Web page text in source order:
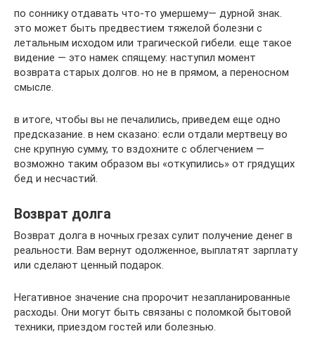
по соннику отдавать что-то умершему— дурной знак.
это может быть предвестием тяжелой болезни с
летальным исходом или трагической гибели. еще такое
видение — это намек спящему: наступил момент
возврата старых долгов. но не в прямом, а переносном
смысле.
в итоге, чтобы вы не печалились, приведем еще одно
предсказание. в нем сказано: если отдали мертвецу во
сне крупную сумму, то вздохните с облегчением —
возможно таким образом вы «откупились» от грядущих
бед и несчастий.
Возврат долга
Возврат долга в ночных грезах сулит получение денег в
реальности. Вам вернут одолженное, выплатят зарплату
или сделают ценный подарок.
Негативное значение сна пророчит незапланированные
расходы. Они могут быть связаны с поломкой бытовой
техники, приездом гостей или болезнью.